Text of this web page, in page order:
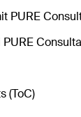
PURE
(ToC)